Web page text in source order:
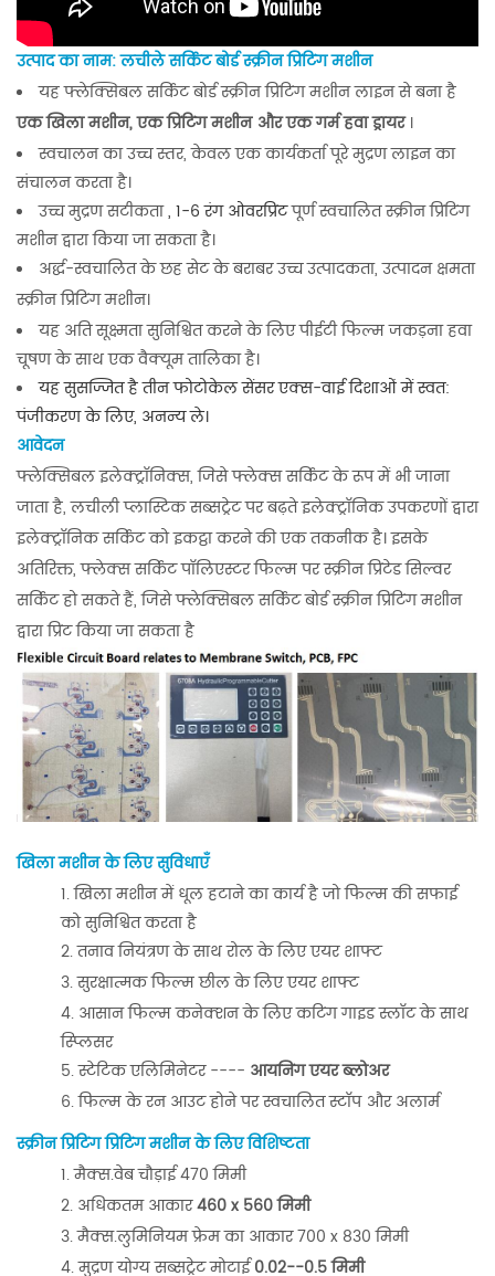
उत्पाद का नाम: लचीले सर्किट बोर्ड स्क्रीन प्रिंटिंग मशीन
यह फ्लेक्सिबल सर्किट बोर्ड स्क्रीन प्रिंटिंग मशीन लाइन से बना है
एक खिला मशीन, एक प्रिंटिंग मशीन और एक गर्म हवा ड्रायर।
स्वचालन का उच्च स्तर, केवल एक कार्यकर्ता पूरे मुद्रण लाइन का
संचालन करता है।
उच्च मुद्रण सटीकता, 1-6 रंग ओवरप्रिंटपूर्ण स्वचालित स्क्रीन प्रिंटिंग
मशीन द्वारा किया जा सकता है।
अर्द्ध-स्वचालित के छह सेट के बराबर उच्च उत्पादकता, उत्पादन क्षमता
स्क्रीन प्रिंटिंग मशीन।
यह अति सूक्ष्मता सुनिश्चित करने के लिए पीईटी फिल्म जकड़ना हवा
चूषण के साथ एक वैक्यूम तालिका है।
यह सुसज्जित हैतीन फोटोकेल सेंसरएक्स-वाई दिशाओं में स्वत:
पंजीकरण के लिए, अनन्य ले।
आवेदन
फ्लेक्सिबल इलेक्ट्रॉनिक्स, जिसे फ्लेक्स सर्किट के रूप में भी जाना
जाता है, लचीली प्लास्टिक सब्सट्रेट पर बढ़ते इलेक्ट्रॉनिक उपकरणों द्वारा
इलेक्ट्रॉनिक सर्किट को इकट्ठा करने की एक तकनीक है। इसके
अतिरिक्त, फ्लेक्स सर्किट पॉलिएस्टर फिल्म पर स्क्रीन प्रिंटेड सिल्वर
सर्किट हो सकते हैं, जिसे फ्लेक्सिबल सर्किट बोर्ड स्क्रीन प्रिंटिंग मशीन
द्वारा प्रिंट किया जा सकता है
खिला मशीन के लिए सुविधाएँ
खिला मशीन में धूल हटाने का कार्य है जो फिल्म की सफाई
को सुनिश्चित करता है
तनाव नियंत्रण के साथ रोल के लिए एयर शाफ्ट
सुरक्षात्मक फिल्म छील के लिए एयर शाफ्ट
आसान फिल्म कनेक्शन के लिए कटिंग गाइड स्लॉट के साथ
स्प्लिसर
स्टेटिक एलिमिनेटर ---- आयनिंग एयर ब्लोअर
फिल्म के रन आउट होने पर स्वचालित स्टॉप और अलार्म
स्क्रीन प्रिंटिंग प्रिंटिंग मशीन के लिए विशिष्टता
मैक्स.वेब चौड़ाई 470 मिमी
अधिकतम आकार460 x 560 मिमी
मैक्स.लुमिनियम फ्रेम का आकार 700 x 830 मिमी
मुद्रण योग्य सब्सट्रेट मोटाई0.02--0.5 मिमी